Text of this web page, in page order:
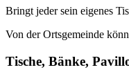
Bringt jeder sein eigenes
Von der Ortsgemeinde
Tische, Bänke,